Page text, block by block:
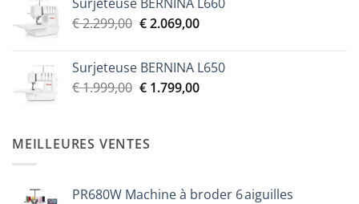
€2.299,00 Le
était :
€ 2.299,00.
€2.069,00Le
est :
€ 2.069,00.
Surjeteuse BERNINA L650
€1.999,00 Le
était :
€ 1.999,00.
€1.799,00Le
MEILLEURES VENTES
PR680W Machine à broder 6 aiguilles